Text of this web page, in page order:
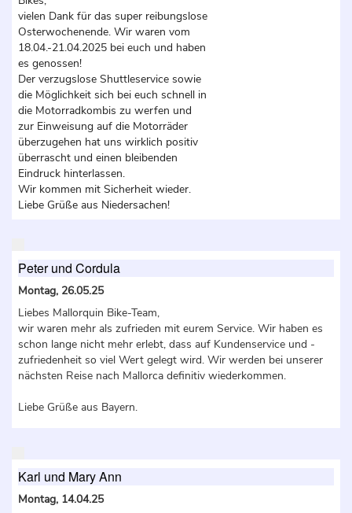
vielen Dank für das super reibungslose
Osterwochenende. Wir waren vom
18.04.-21.04.2025 bei euch und haben
es genossen!
Der verzugslose Shuttleservice sowie
die Möglichkeit sich bei euch schnell in
die Motorradkombis zu werfen und
zur Einweisung auf die Motorräder
überzugehen hat uns wirklich positiv
überrascht und einen bleibenden
Eindruck hinterlassen.
Wir kommen mit Sicherheit wieder.
Liebe Grüße aus Niedersachen!
Peter und Cordula
Montag, 26.05.25
Liebes Mallorquin Bike-Team,
wir waren mehr als zufrieden mit eurem Service. Wir haben es
schon lange nicht mehr erlebt, dass auf Kundenservice und -
zufriedenheit so viel Wert gelegt wird. Wir werden bei unserer
nächsten Reise nach Mallorca definitiv wiederkommen.
Liebe Grüße aus Bayern.
Karl und Mary Ann
Montag, 14.04.25